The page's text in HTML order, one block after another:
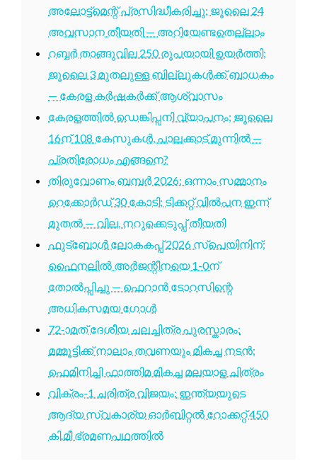
അലോട്ട്മെന്റ് പ്രസിദ്ധീകരിച്ചു; ജൂലൈ 24
അവസാന തീയതി — അറിയേണ്ടതെല്ലാം
റബ്ബർ താങ്ങുവില 250 രൂപയായി ഉയർത്തി;
ജൂലൈ 3 മുതലുള്ള ബില്ലുകൾക്ക് ബാധകം
— കേരള കർഷകർക്ക് ആശ്വാസം
കേരളത്തിൽ ഡെങ്കിപ്പനി വ്യാപനം; ജൂലൈ
16ന് 108 കേസുകൾ, പാലക്കാട് മുന്നിൽ —
പ്രതിരോധം എങ്ങനെ?
തിരുവോണം ബമ്പർ 2026: ഒന്നാം സമ്മാനം
റെക്കോർഡ് 30 കോടി; ടിക്കറ്റ് വിൽപന ഇന്ന്
മുതൽ — വില, നറുക്കെടുപ്പ് തീയതി
ഫുട്ബോൾ ലോകകപ്പ് 2026 സ്പെയിനിന്;
ഫൈനലിൽ അർജന്റീനയെ 1-0ന്
തോൽപ്പിച്ചു — ഫെറാൻ ടോറസിന്റെ
അധികസമയ ഗോൾ
72-ാമത് ദേശീയ ചലച്ചിത്ര പുരസ്കാരം:
മമ്മൂട്ടിക്ക് നാലാം തവണയും മികച്ച നടൻ;
ഫെമിനിച്ചി ഫാത്തിമ മികച്ച മലയാള ചിത്രം
വിക്രം-1 ചരിത്ര വിജയം: ഇന്ത്യയുടെ
ആദ്യ സ്വകാര്യ ഓർബിറ്റൽ റോക്കറ്റ് 450
കി.മീ ഭ്രമണപഥത്തിൽ